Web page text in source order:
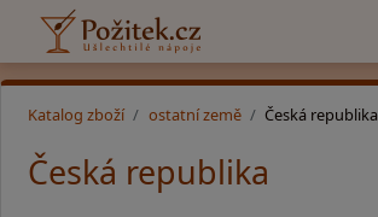
Katalog zboží ostatní země Česká republika
Česká republika